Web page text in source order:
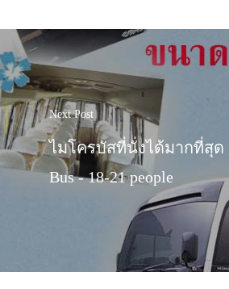
Next Post
ไมโครบัสที่นั่งได้มากที่สุด
Bus - 18-21 people